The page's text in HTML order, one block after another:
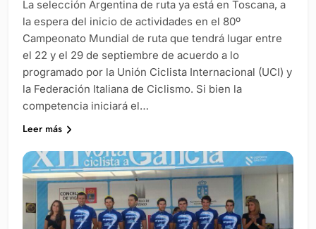
La selección Argentina de ruta ya está en Toscana, a
la espera del inicio de actividades en el 80º
Campeonato Mundial de ruta que tendrá lugar entre
el 22 y el 29 de septiembre de acuerdo a lo
programado por la Unión Ciclista Internacional (UCI) y
la Federación Italiana de Ciclismo. Si bien la
competencia iniciará el…
Leer más